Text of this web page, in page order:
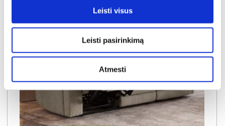
Leisti visus
Leisti pasirinkimą
Atmesti